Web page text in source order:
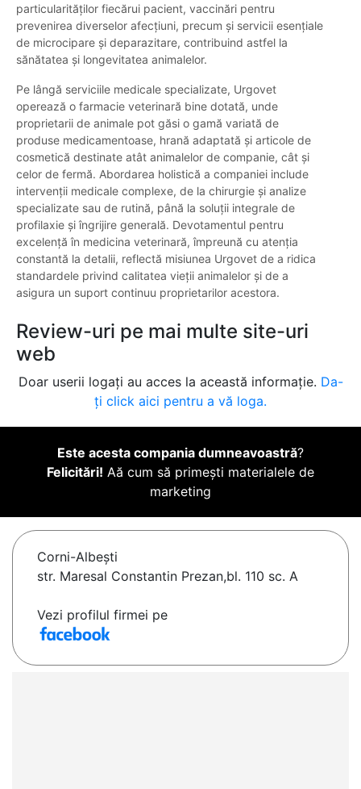
particularităților fiecărui pacient, vaccinări pentru
prevenirea diverselor afecțiuni, precum și servicii esențiale
de microcipare și deparazitare, contribuind astfel la
sănătatea și longevitatea animalelor.
Pe lângă serviciile medicale specializate, Urgovet
operează o farmacie veterinară bine dotată, unde
proprietarii de animale pot găsi o gamă variată de
produse medicamentoase, hrană adaptată și articole de
cosmetică destinate atât animalelor de companie, cât și
celor de fermă. Abordarea holistică a companiei include
intervenții medicale complexe, de la chirurgie și analize
specializate sau de rutină, până la soluții integrale de
profilaxie și îngrijire generală. Devotamentul pentru
excelență în medicina veterinară, împreună cu atenția
constantă la detalii, reflectă misiunea Urgovet de a ridica
standardele privind calitatea vieții animalelor și de a
asigura un suport continuu proprietarilor acestora.
Review-uri pe mai multe site-uri
web
Doar userii logați au acces la această informație. Da-
ți click aici pentru a vă loga.
Este acesta compania dumneavoastră?
Felicitări! Aă cum să primești materialele de
marketing
Corni-Albeşti
str. Maresal Constantin Prezan,bl. 110 sc. A
Vezi profilul firmei pe